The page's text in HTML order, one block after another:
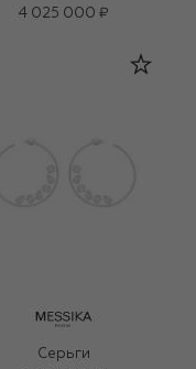
4 025 000 ₽
Серьги